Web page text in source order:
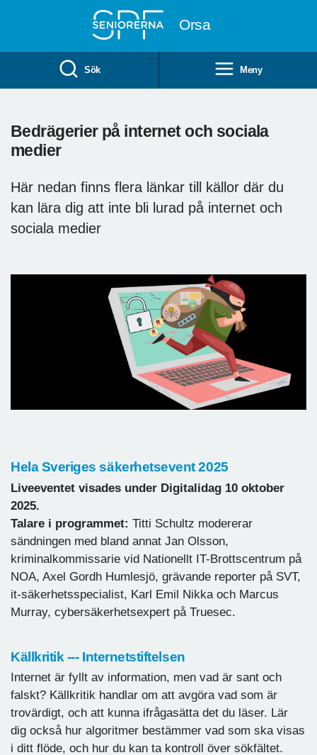
Orsa
Sök Meny
Bedrägerier på internet och sociala
medier
Här nedan finns flera länkar till källor där du
kan lära dig att inte bli lurad på internet och
sociala medier
Hela Sveriges säkerhetsevent 2025
Liveeventet visades under Digitalidag 10 oktober
2025.
Talare i programmet: Titti Schultz modererar
sändningen med bland annat Jan Olsson,
kriminalkommissarie vid Nationellt IT-Brottscentrum på
NOA, Axel Gordh Humlesjö, grävande reporter på SVT,
it-säkerhetsspecialist, Karl Emil Nikka och Marcus
Murray, cybersäkerhetsexpert på Truesec.
Källkritik --- Internetstiftelsen
Internet är fyllt av information, men vad är sant och
falskt? Källkritik handlar om att avgöra vad som är
trovärdigt, och att kunna ifrågasätta det du läser. Lär
dig också hur algoritmer bestämmer vad som ska visas
i ditt flöde, och hur du kan ta kontroll över sökfältet.